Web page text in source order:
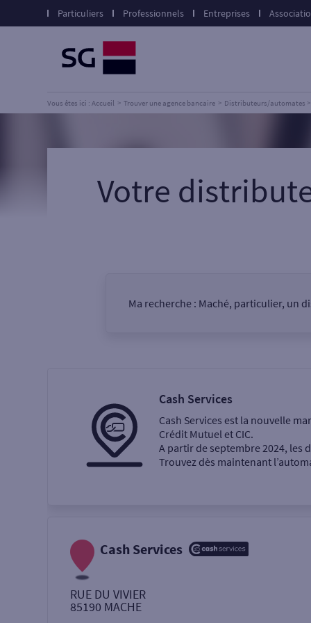
Particuliers Professionnels Entreprises
Vous êtes ici : Accueil Trouver une agence bancaire Distributeurs/automates
Votre
Ma recherche : Maché, particulier, un
Ma recherche
Retrait de billets €
Cash Services
Cash Services est la nouvelle
Crédit Mutuel et CIC.
A partir de septembre 2024, les
Trouvez dès maintenant
Cash Services
RUE DU VIVIER
85190 MACHE